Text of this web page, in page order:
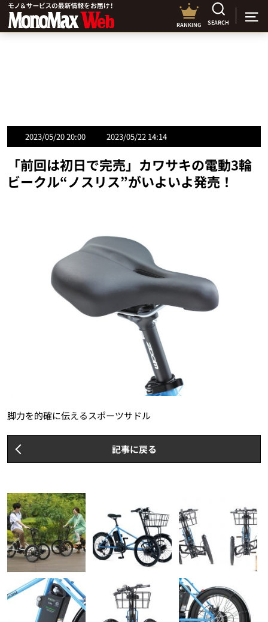
RANKING SEARCH
2023/05/20 20:00 2023/05/22 14:14
「前回は初日で完売」カワサキの電動3輪
ビークル“ノスリス”がいよいよ発売！
脚力を的確に伝えるスポーツサドル
記事に戻る